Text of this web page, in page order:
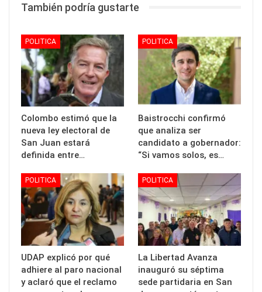
También podría gustarte
POLITICA
Colombo estimó que la
nueva ley electoral de
San Juan estará
definida entre…
POLITICA
Baistrocchi confirmó
que analiza ser
candidato a gobernador:
“Si vamos solos, es…
POLITICA
UDAP explicó por qué
adhiere al paro nacional
y aclaró que el reclamo
POLITICA
La Libertad Avanza
inauguró su séptima
sede partidaria en San